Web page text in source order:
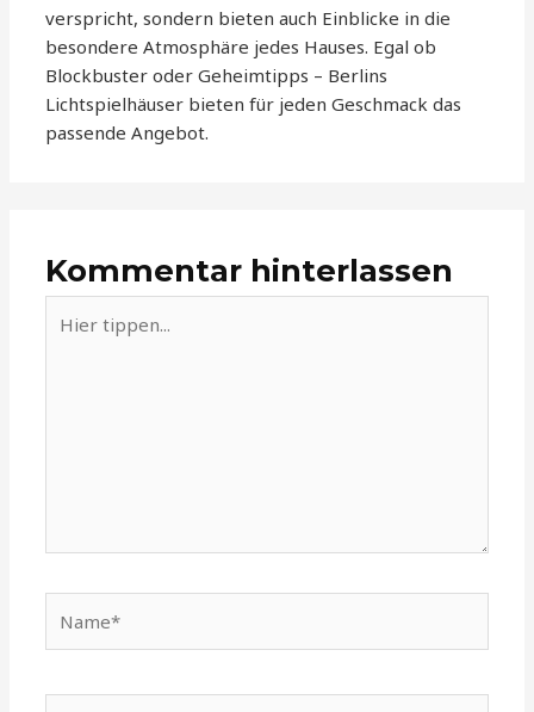
verspricht, sondern bieten auch Einblicke in die
besondere Atmosphäre jedes Hauses. Egal ob
Blockbuster oder Geheimtipps – Berlins
Lichtspielhäuser bieten für jeden Geschmack das
passende Angebot.
Kommentar hinterlassen
tippen...